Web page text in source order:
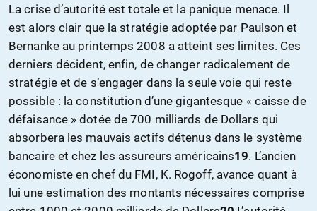
La crise d’autorité est totale et la panique menace. Il
est alors clair que la stratégie adoptée par Paulson et
Bernanke au printemps 2008 a atteint ses limites. Ces
derniers décident, enfin, de changer radicalement de
stratégie et de s’engager dans la seule voie qui reste
possible : la constitution d’une gigantesque « caisse de
défaisance » dotée de 700 milliards de Dollars qui
absorbera les mauvais actifs détenus dans le système
bancaire et chez les assureurs américains19. L’ancien
économiste en chef du FMI, K. Rogoff, avance quant à
lui une estimation des montants nécessaires comprise